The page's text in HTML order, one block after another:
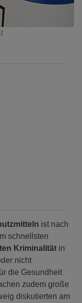
ist nach
schnellsten
Kriminalität in
nicht
die Gesundheit
zudem große
diskutierten am